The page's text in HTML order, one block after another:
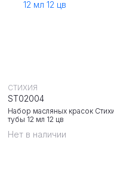
Нет в наличии
Набор масляных красок
тубы 12 мл 12 цв
СТИХИЯ
ST02004